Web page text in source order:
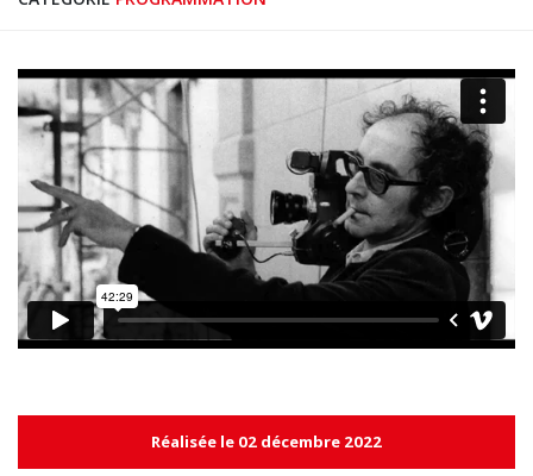
Réalisée le 02 décembre 2022